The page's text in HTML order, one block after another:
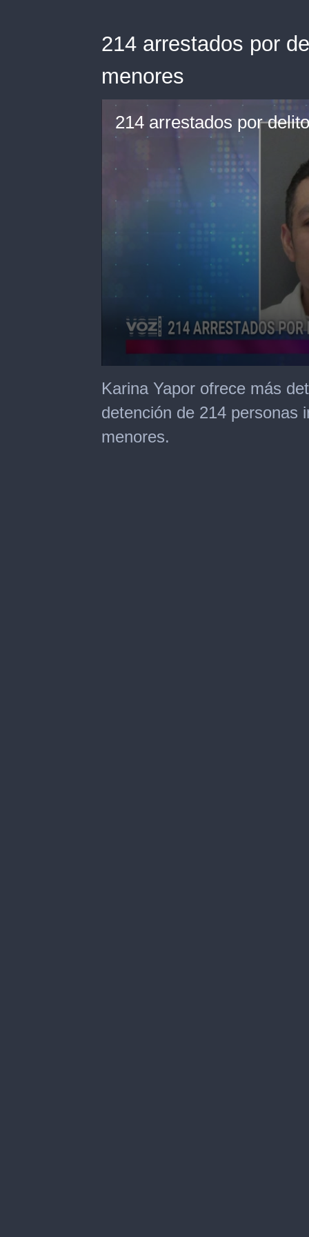
214 arrestados por
menores
seconds
of
seconds
Karina Yapor ofrece más
detención de 214 personas
menores.